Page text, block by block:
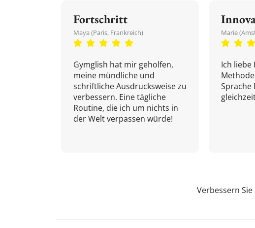
Fortschritt
Maya (Paris, Frankreich)
Gymglish hat mir geholfen,
meine mündliche und
schriftliche Ausdrucksweise zu
verbessern. Eine tägliche
Routine, die ich um nichts in
der Welt verpassen würde!
Marie
Ich liebe
Sprache
Verbessern